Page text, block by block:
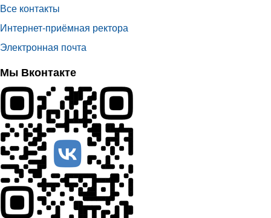
Все контакты
Интернет-приёмная ректора
Электронная почта
Мы Вконтакте